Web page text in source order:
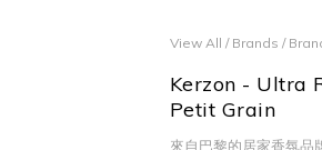
View All / Brands /
Kerzon - Ultra
Petit Grain
來自巴黎的居家香氛品